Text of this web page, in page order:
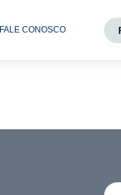
FALE CONOSCO